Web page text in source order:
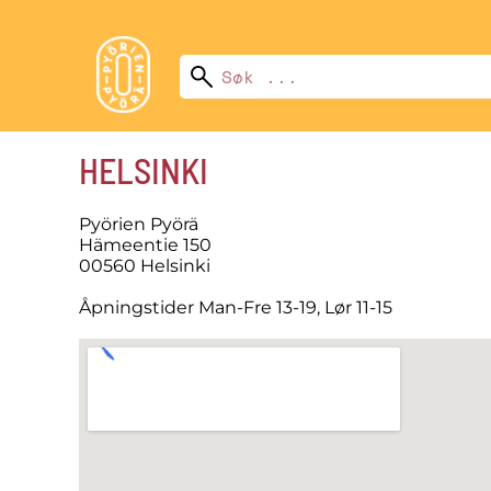
HELSINKI
Pyörien Pyörä
Hämeentie 150
00560 Helsinki
Åpningstider Man-Fre 13-19, Lør 11-15